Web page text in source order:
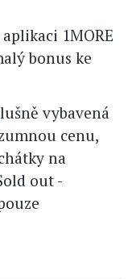
1MORE
bonus ke
vybavená
cenu,
na
out -